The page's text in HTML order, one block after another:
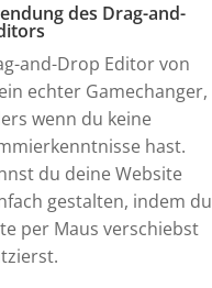
des Drag-and-
and-Drop Editor von
echter Gamechanger,
wenn du keine
hast.
du deine Website
gestalten, indem du
per Maus verschiebst